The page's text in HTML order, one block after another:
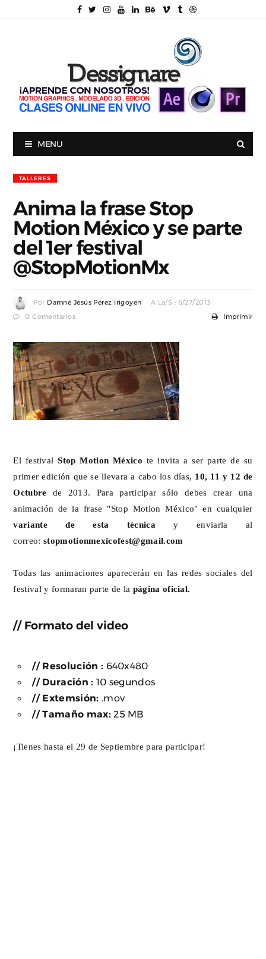
MENU
TALLERES
Anima la frase Stop
Motion México y se parte
del 1er festival
@StopMotionMx
Por Damné Jesús Pérez Irigoyen A La/s : 6/27/2013
0 Comentarios Imprimir
El festival Stop Motion México te invita a ser parte de su
primer edición que se llevara a cabo los días, 10, 11 y 12 de
Octubre de 2013. Para participar sólo debes crear una
animación de la frase "Stop Motion México" en cualquier
variante de esta técnica y enviarla al
correo: stopmotionmexicofest@gmail.com
Todas las animaciones aparecerán en las redes sociales del
festival y formaran parte de la página oficial.
// Formato del video
// Resolución : 640x480
// Duración : 10 segundos
// Extemsión: .mov
// Tamaño max:25 MB
¡Tienes hasta el 29 de Septiembre para participar!